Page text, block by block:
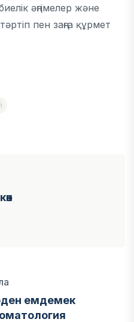
әңгімелер және
пен заңға құрмет
емдемек